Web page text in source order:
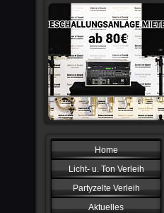
Home
Licht- u. Ton Verleih
Partyzelte Verleih
Aktuelles